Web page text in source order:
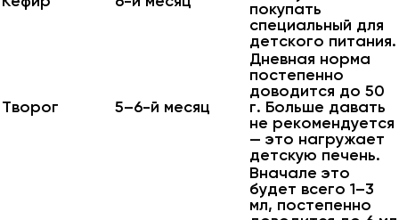
покупать
специальный для
детского питания.
Творог 5–6-й месяц
Дневная норма
постепенно
доводится до 50
г. Больше давать
не рекомендуется
— это нагружает
детскую печень.
Вначале это
будет всего 1–3
мл, постепенно